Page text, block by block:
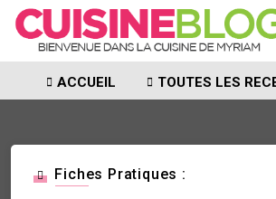
ACCUEIL TOUTES LES
Fiches Pratiques :